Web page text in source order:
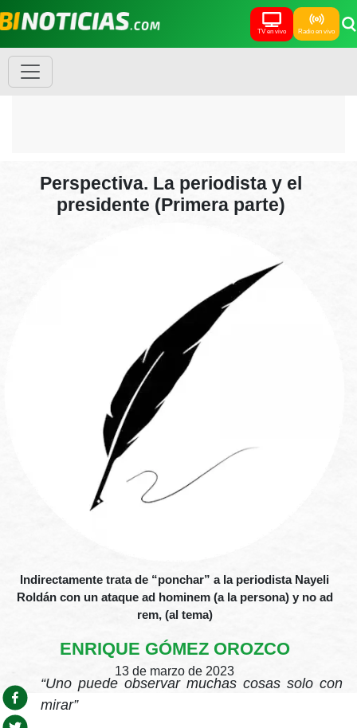
TV en vivo Radio en vivo
Perspectiva. La periodista y el
presidente (Primera parte)
Indirectamente trata de “ponchar” a la periodista Nayeli
Roldán con un ataque ad hominem (a la persona) y no ad
rem, (al tema)
ENRIQUE GÓMEZ OROZCO
13 de marzo de 2023
“Uno puede observar muchas cosas solo con
mirar”